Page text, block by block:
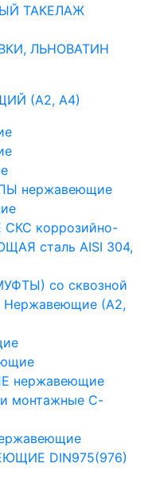
ТАКЕЛАЖ
ЛЬНОВАТИН
(А2, А4)
нержавеющие
коррозийно-
сталь AISI 304,
со сквозной
Нержавеющие (А2,
нержавеющие
монтажные С-
DIN975(976)